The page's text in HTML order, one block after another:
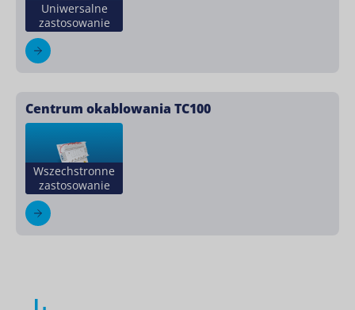
Uniwersalne
zastosowanie
Centrum okablowania TC100
Wszechstronne
zastosowanie